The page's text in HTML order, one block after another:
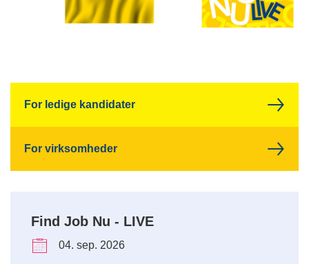
For ledige kandidater
For virksomheder
Find Job Nu - LIVE
04. sep. 2026